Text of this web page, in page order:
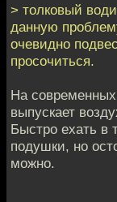
> толковый
данную
очевидно
просочиться.
На современных
выпускает
Быстро ехать в
подушки, но
можно.